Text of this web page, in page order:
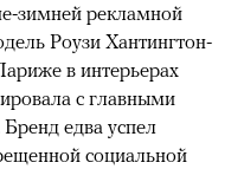
зимней рекламной
Роузи Хантингтон-
в интерьерах
с главными
едва успел
социальной